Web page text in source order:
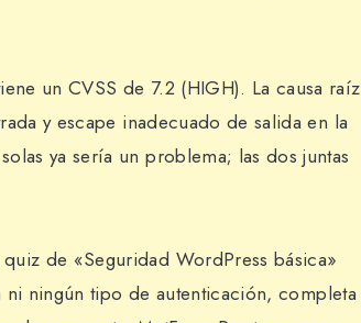
un CVSS de 7.2 (HIGH). La causa raíz
y escape inadecuado de salida en la
ya sería un problema; las dos juntas
de «Seguridad WordPress básica»
ningún tipo de autenticación, completa